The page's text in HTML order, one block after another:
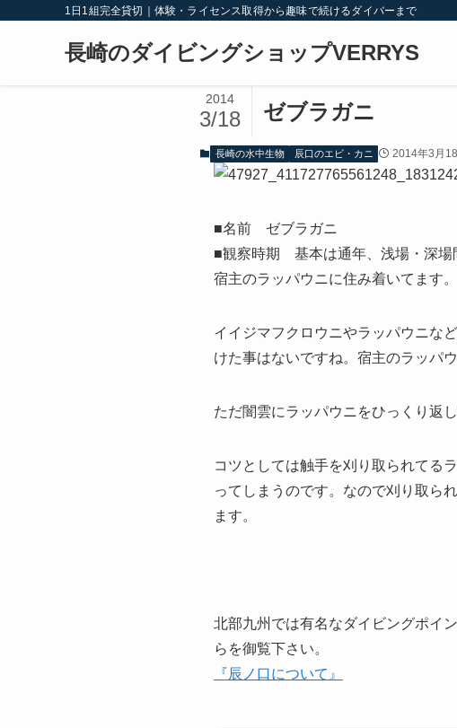
1日1組完全貸切｜体験・ライセンス取得から趣味で続けるダイバーまで
長崎のダイビングショップVERRYS
ゼブラガニ
2014
3/18
長崎の水中生物 辰口のエビ・カニ 2014年3月
■名前 ゼブラガニ
■観察時期 基本は通年、浅場・深場
宿主のラッパウニに住み着いてます。
イイジマフクロウニやラッパウニな
けた事はないですね。宿主のラッパ
ただ闇雲にラッパウニをひっくり返
コツとしては触手を刈り取られてる
ってしまうのです。なので刈り取ら
ます。
北部九州では有名なダイビングポイ
らを御覧下さい。
『辰ノ口について』